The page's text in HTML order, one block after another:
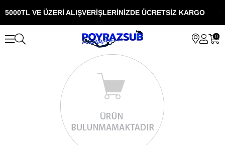
5000TL VE ÜZERİ ALIŞVERİŞLERİNİZDE ÜCRETSİZ KARGO
0